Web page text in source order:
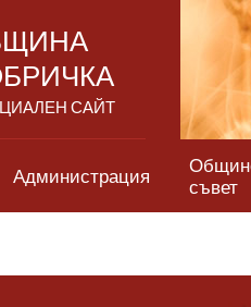
САЙТ
Администрация
съвет